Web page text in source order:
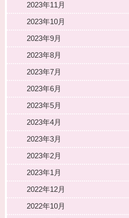
2023年11月
2023年10月
2023年9月
2023年8月
2023年7月
2023年6月
2023年5月
2023年4月
2023年3月
2023年2月
2023年1月
2022年12月
2022年10月